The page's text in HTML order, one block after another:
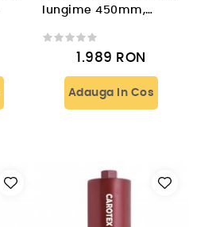
lungime 450mm,
1.989 RON
Adauga In Cos